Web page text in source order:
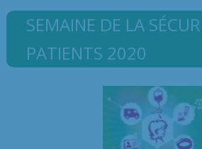
SEMAINE DE LA
PATIENTS 2020